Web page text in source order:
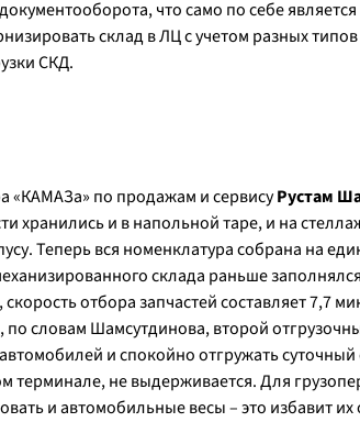
что само по себе
склад в ЛЦ с учетом разных
СКД.
«КАМАЗа» по продажам и сервисуРустам
хранились и в напольной таре, и на
Теперь вся номенклатура собрана на
склада раньше
отбора запчастей составляет 7,7
по словам Шамсутдинова, второй
и спокойно отгружать
терминале, не выдерживается. Для
и автомобильные весы – это избавит